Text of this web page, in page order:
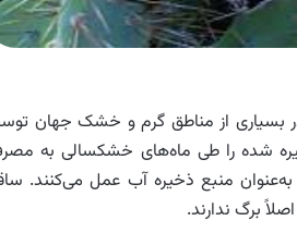
در بسیاری از مناطق گرم و خشک جهان
شده را طی ماه‌های خشکسالی به
منبع ذخیره آب عمل می‌کنند.
برگ ندارند.